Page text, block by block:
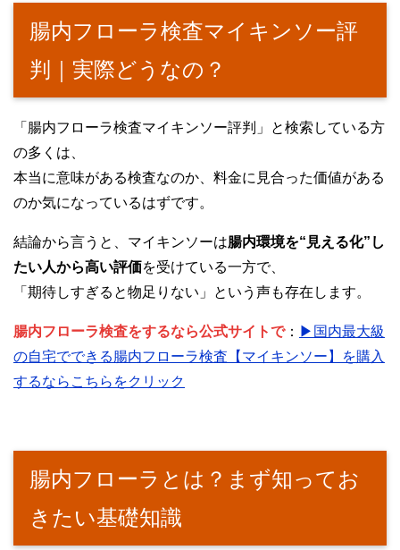
腸内フローラ検査マイキンソー評
判｜実際どうなの？
「腸内フローラ検査マイキンソー評判」と検索している方
の多くは、
本当に意味がある検査なのか、料金に見合った価値がある
のか気になっているはずです。
結論から言うと、マイキンソーは腸内環境を“見える化”し
たい人から高い評価を受けている一方で、
「期待しすぎると物足りない」という声も存在します。
腸内フローラ検査をするなら公式サイトで： ▶国内最大級
の自宅でできる腸内フローラ検査【マイキンソー】を購入
するならこちらをクリック
腸内フローラとは？まず知ってお
きたい基礎知識